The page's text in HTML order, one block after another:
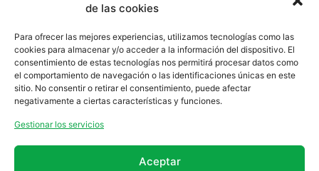
de las cookies
Para ofrecer las mejores experiencias, utilizamos tecnologías como las
cookies para almacenar y/o acceder a la información del dispositivo. El
consentimiento de estas tecnologías nos permitirá procesar datos como
el comportamiento de navegación o las identificaciones únicas en este
sitio. No consentir o retirar el consentimiento, puede afectar
negativamente a ciertas características y funciones.
Gestionar los servicios
Aceptar
Inicio
Newsletter
Eco Multimedia
Contacto
Artículos
Escaparate
Enlaces de interés
SUSCRÍBETE A NUESTRO NEWSLETTER
la sección deNewsletter